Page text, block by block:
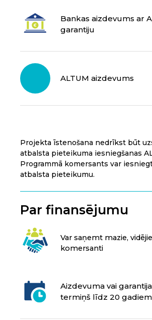
Bankas aizdevums ar
garantiju
ALTUM aizdevums
Projekta īstenošana nedrīkst būt
atbalsta pieteikuma iesniegšanas
Programmā komersants var
atbalsta pieteikumu.
Par finansējumu
Var saņemt mazie,
komersanti
Aizdevuma vai
termiņš līdz 20 gadiem